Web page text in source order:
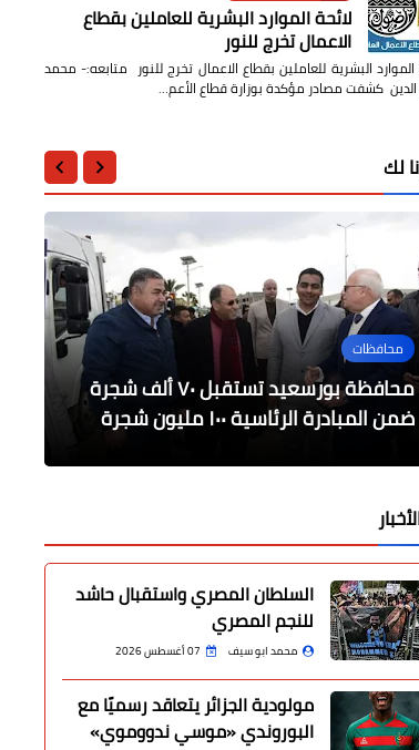
لائحة الموارد البشرية للعاملين بقطاع
الاعمال تخرج للنور
الموارد البشرية للعاملين بقطاع الاعمال تخرج للنور متابعه:- محمد
كشفت مصادر مؤكدة بوزارة قطاع الأعم…
لك
محافظات
محافظة بورسعيد تستقبل ٧٠ ألف شجرة
ضمن المبادرة الرئاسية ١٠٠ مليون شجرة
أخبار مصر
ياسمين فؤاد : تعاون مصري إماراتي في
مجال السياحة البيئية
أخبار مصر
السعيد تشارك في جلسة "حكومات
المستقبل 2030: الطموح والرؤية"
أخبار مصر
هيئة الدواء المصرية في مؤتمر جمعية
المعلومات الدوائية الدولية بالرياض
عاجل
عاجل/ السعودية تدشن الاصدار الجديد
لأكثر من 30 خدمة إلكترونية
السلطان المصري واستقبال حاشد
للنجم المصري
محمد ابو سيف 07 أغسطس 2026
مولودية الجزائر يتعاقد رسميًا مع
البوروندي «موسي ندووموي»